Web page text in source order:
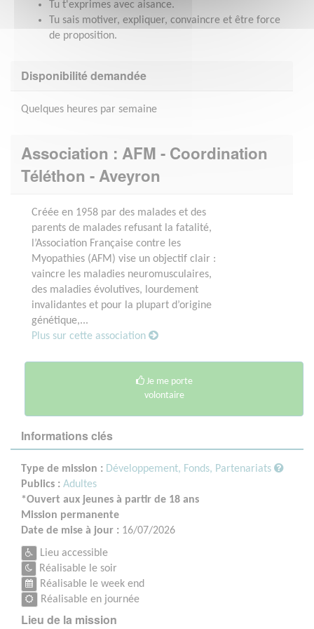
Tu t'exprimes avec aisance.
Tu sais motiver, expliquer, convaincre et être force
de proposition.
Disponibilité demandée
Quelques heures par semaine
Association : AFM - Coordination
Téléthon - Aveyron
Créée en 1958 par des malades et des
parents de malades refusant la fatalité,
l’Association Française contre les
Myopathies (AFM) vise un objectif clair :
vaincre les maladies neuromusculaires,
des maladies évolutives, lourdement
invalidantes et pour la plupart d’origine
génétique,...
Plus sur cette association
Je me porte
volontaire
Informations clés
Type de mission : Développement, Fonds, Partenariats
Publics : Adultes
*Ouvert aux jeunes à partir de 18 ans
Mission permanente
Date de mise à jour : 16/07/2026
Lieu accessible
Réalisable le soir
Réalisable le week end
Réalisable en journée
Lieu de la mission